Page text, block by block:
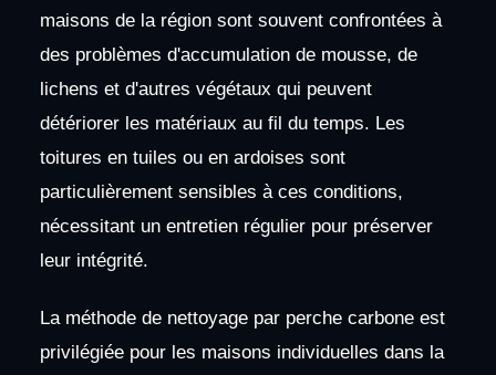
maisons de la région sont souvent confrontées à
des problèmes d'accumulation de mousse, de
lichens et d'autres végétaux qui peuvent
détériorer les matériaux au fil du temps. Les
toitures en tuiles ou en ardoises sont
particulièrement sensibles à ces conditions,
nécessitant un entretien régulier pour préserver
leur intégrité.
La méthode de nettoyage par perche carbone est
privilégiée pour les maisons individuelles dans la